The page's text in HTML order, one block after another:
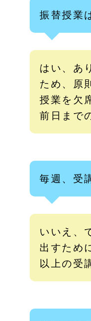
振替授業
はい、あ
ため、原
授業を欠
前日まで
毎週、受
いいえ、
出すため
以上の受